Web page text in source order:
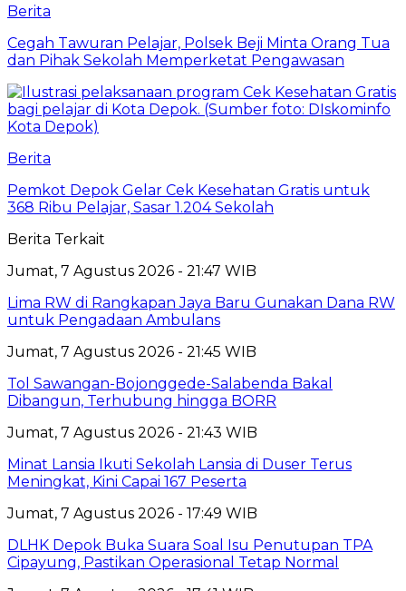
Berita
Cegah Tawuran Pelajar, Polsek Beji Minta Orang Tua
dan Pihak Sekolah Memperketat Pengawasan
Berita
Pemkot Depok Gelar Cek Kesehatan Gratis untuk
368 Ribu Pelajar, Sasar 1.204 Sekolah
Berita Terkait
Jumat, 7 Agustus 2026 - 21:47 WIB
Lima RW di Rangkapan Jaya Baru Gunakan Dana RW
untuk Pengadaan Ambulans
Jumat, 7 Agustus 2026 - 21:45 WIB
Tol Sawangan-Bojonggede-Salabenda Bakal
Dibangun, Terhubung hingga BORR
Jumat, 7 Agustus 2026 - 21:43 WIB
Minat Lansia Ikuti Sekolah Lansia di Duser Terus
Meningkat, Kini Capai 167 Peserta
Jumat, 7 Agustus 2026 - 17:49 WIB
DLHK Depok Buka Suara Soal Isu Penutupan TPA
Cipayung, Pastikan Operasional Tetap Normal